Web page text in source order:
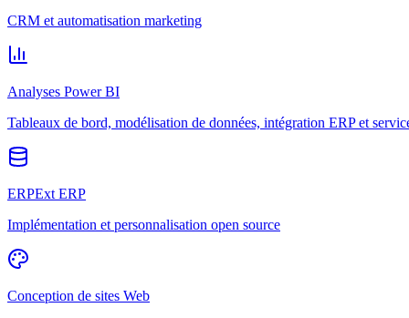
CRM et automatisation marketing
Analyses Power BI
Tableaux de bord, modélisation de données, intégration ERP et
ERPExt ERP
Implémentation et personnalisation open source
Conception de sites Web